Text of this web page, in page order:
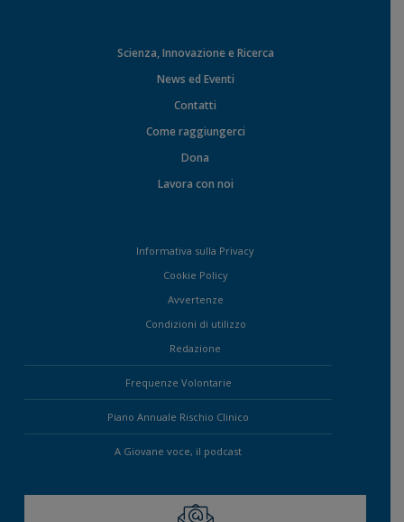
Scienza, Innovazione e Ricerca
News ed Eventi
Contatti
Come raggiungerci
Dona
Lavora con noi
Informativa sulla Privacy
Cookie Policy
Avvertenze
Condizioni di utilizzo
Redazione
Frequenze Volontarie
Piano Annuale Rischio Clinico
A Giovane voce, il podcast